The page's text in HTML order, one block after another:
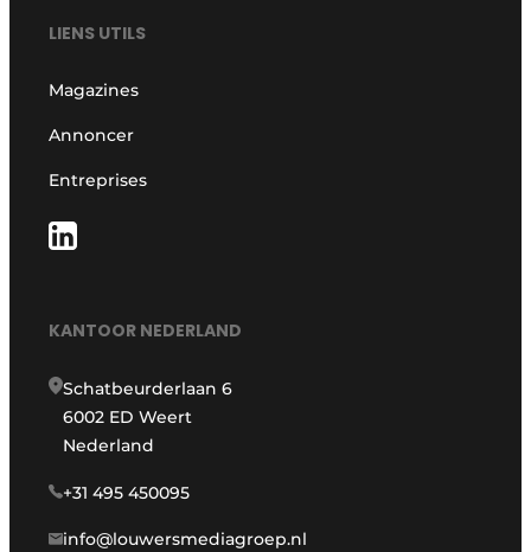
LIENS UTILS
Magazines
Annoncer
Entreprises
KANTOOR NEDERLAND
Schatbeurderlaan 6
6002 ED Weert
Nederland
+31 495 450095
info@louwersmediagroep.nl